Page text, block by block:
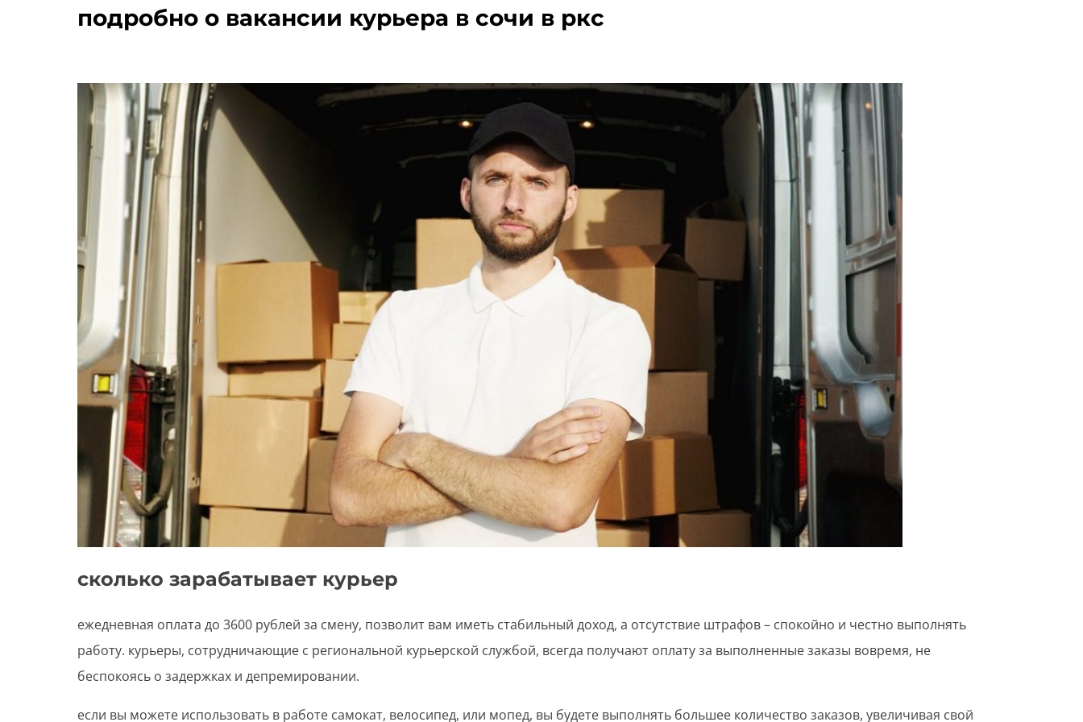
подробно о вакансии курьера в сочи в ркс
сколько зарабатывает курьер
ежедневная оплата до 3600 рублей за смену, позволит вам иметь стабильный доход, а отсутствие штрафов – спокойно и честно выполнять
работу. курьеры, сотрудничающие с региональной курьерской службой, всегда получают оплату за выполненные заказы вовремя, не
беспокоясь о задержках и депремировании.
если вы можете использовать в работе самокат, велосипед, или мопед, вы будете выполнять большее количество заказов, увеличивая свой